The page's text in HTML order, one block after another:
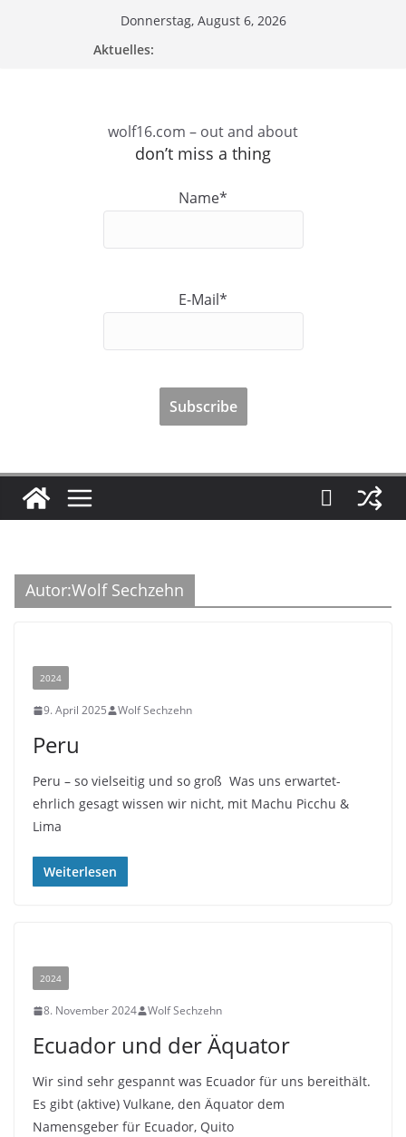
Donnerstag, August 6, 2026
Aktuelles:
wolf16.com – out and about
don’t miss a thing
Name*
E-Mail*
Autor:Wolf Sechzehn
2024
9. April 2025 Wolf Sechzehn
Peru
Peru – so vielseitig und so groß Was uns erwartet-
ehrlich gesagt wissen wir nicht, mit Machu Picchu &
Lima
Weiterlesen
2024
8. November 2024 Wolf Sechzehn
Ecuador und der Äquator
Wir sind sehr gespannt was Ecuador für uns bereithält.
Es gibt (aktive) Vulkane, den Äquator dem
Namensgeber für Ecuador, Quito